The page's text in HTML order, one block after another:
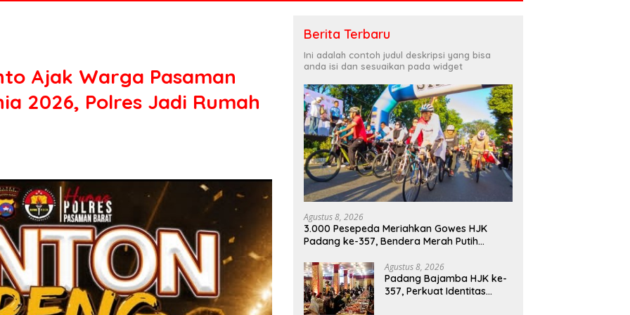
Ajak Warga Pasaman
2026, Polres Jadi Rumah
Berita Terbaru
Ini adalah contoh judul deskripsi yang bisa
anda isi dan sesuaikan pada widget
Agustus 8, 2026
3.000 Pesepeda Meriahkan Gowes HJK
Padang ke-357, Bendera Merah Putih
Agustus 8, 2026
Padang Bajamba HJK ke-
357, Perkuat Identitas